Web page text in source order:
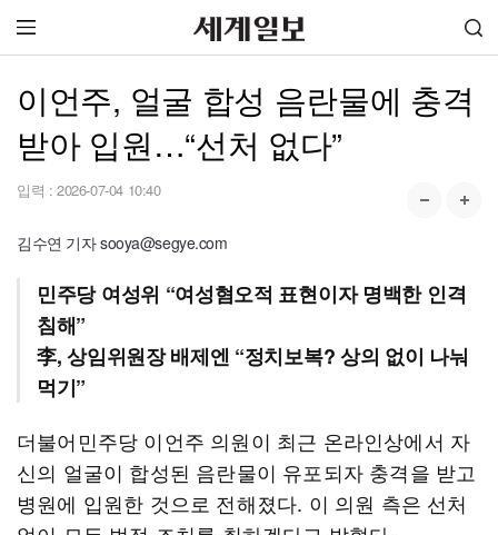
이언주, 얼굴 합성 음란물에 충격
받아 입원…“선처 없다”
입력 : 2026-07-04 10:40
김수연 기자 sooya@segye.com
민주당 여성위 “여성혐오적 표현이자 명백한 인격
침해”
李, 상임위원장 배제엔 “정치보복? 상의 없이 나눠
먹기”
더불어민주당 이언주 의원이 최근 온라인상에서 자
신의 얼굴이 합성된 음란물이 유포되자 충격을 받고
병원에 입원한 것으로 전해졌다. 이 의원 측은 선처